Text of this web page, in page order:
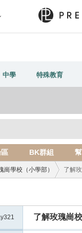
中學 特殊教育
BK群組
崗學校（小學部）
›
了解
了解玫瑰崗